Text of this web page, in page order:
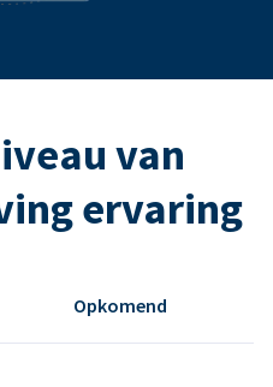
van
ervaring
Opkomend